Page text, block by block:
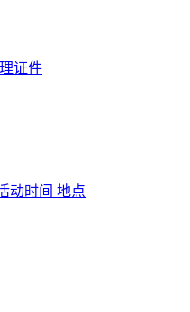
证件
动时间 地点